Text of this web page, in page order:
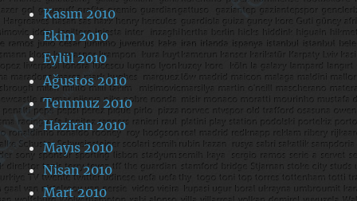
Kasım 2010
Ekim 2010
Eylül 2010
Ağustos 2010
Temmuz 2010
Haziran 2010
Mayıs 2010
Nisan 2010
Mart 2010